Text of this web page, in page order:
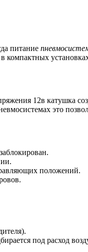
питание
12в катушка
это
заблокирован.
положений.
под расход